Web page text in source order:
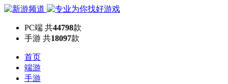
PC端 共44798款
手游 共18097款
首页
端游
手游